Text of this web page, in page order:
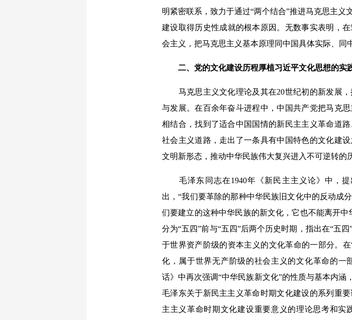
明紧密联系，致力于通过“两个结合”推进马克思主
建设取得历史性成就的根本原因。无数事实表明，
会主义，把马克思主义基本原理同中国具体实际、同
二、党的文化建设历程厚植习近平文化思想的实
马克思主义文化理论及其在20世纪初的新发展，
与发展。在百余年奋斗进程中，中国共产党把马克
相结合，找到了适合中国国情的新民主主义革命道
社会主义道路，走出了一条具有中国特色的文化建
文明新形态，推动中华民族伟大复兴进入不可逆转的
毛泽东同志在1940年《新民主主义论》中，提
出，“我们要革除的那种中华民族旧文化中的反动成
们要建立的这种中华民族的新文化，它也不能离开
分为“五四”前与“五四”后两个历史时期，指出在“五
于世界资产阶级的资本主义的文化革命的一部分。
化，属于世界无产阶级的社会主义的文化革命的一
话》中再次强调“中华民族新文化”的性质与基本内涵
毛泽东关于新民主主义革命时期文化建设的系列重
主主义革命时期文化建设重要意义的理论思考和